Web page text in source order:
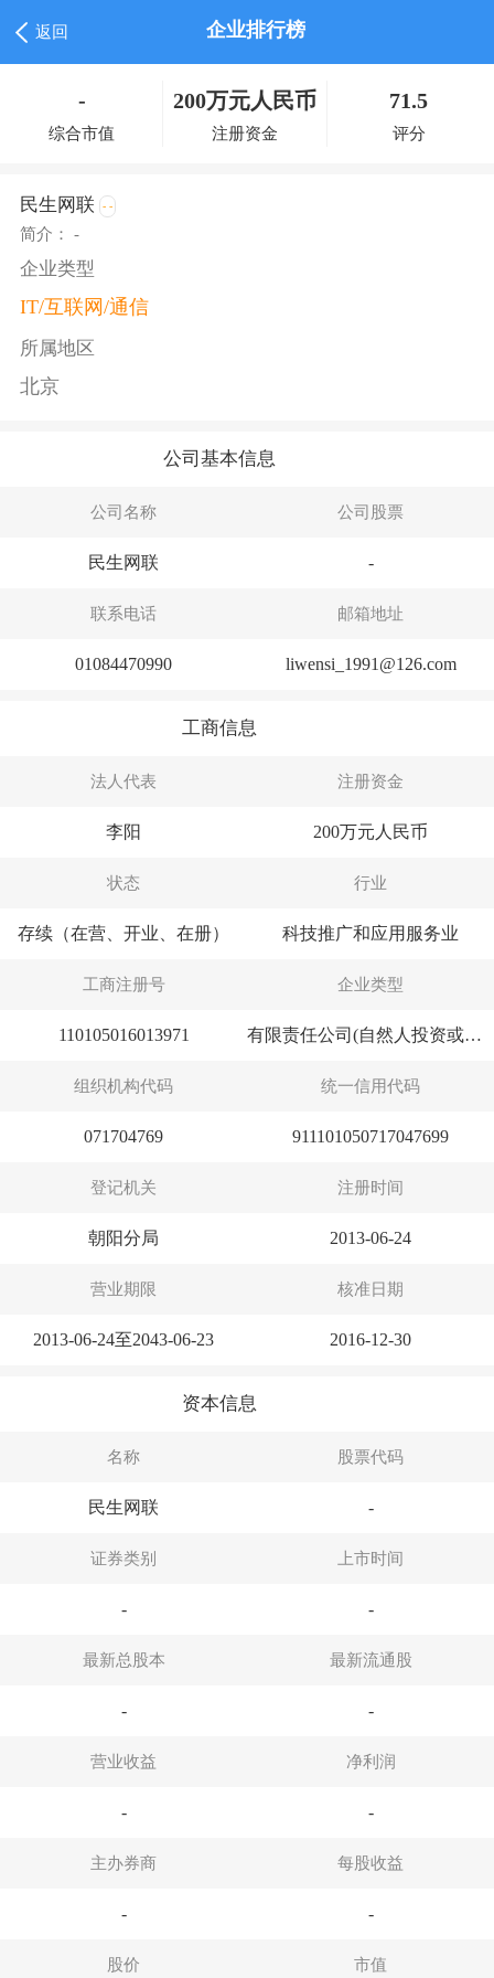
返回 企业排行榜
-
综合市值
200万元人民币
注册资金
71.5
评分
民生网联 - -
简介： -
企业类型
IT/互联网/通信
所属地区
北京
公司基本信息
公司名称
民生网联
公司股票
-
联系电话
01084470990
邮箱地址
liwensi_1991@126.com
工商信息
法人代表
李阳
注册资金
200万元人民币
状态
存续（在营、开业、在册）
行业
科技推广和应用服务业
工商注册号
110105016013971
企业类型
有限责任公司(自然人投资或控股)
组织机构代码
071704769
统一信用代码
911101050717047699
登记机关
朝阳分局
注册时间
2013-06-24
营业期限
2013-06-24至2043-06-23
核准日期
2016-12-30
资本信息
名称
民生网联
股票代码
-
证券类别
-
上市时间
-
最新总股本
-
最新流通股
-
营业收益
-
净利润
-
主办券商
-
每股收益
-
股价 市值